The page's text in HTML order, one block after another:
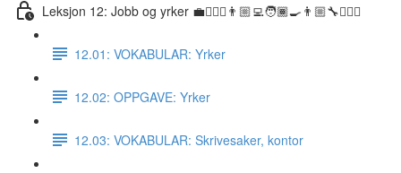
Leksjon 12: Jobb og yrker 💼👷🏼‍♀️👨🏼‍💻🧑🏾‍🍳👨🏼‍🔧👩🏽‍⚕️
12.01: VOKABULAR: Yrker
12.02: OPPGAVE: Yrker
12.03: VOKABULAR: Skrivesaker, kontor